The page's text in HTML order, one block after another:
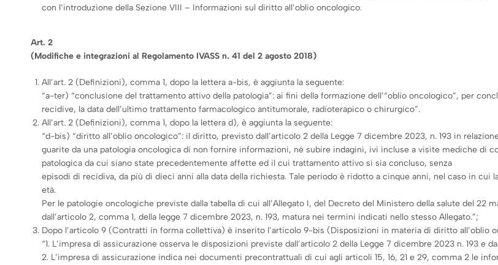
con l’introduzione della Sezione VIII – Informazioni sul diritto all’oblio oncologico.
Art. 2
(Modifiche e integrazioni al Regolamento IVASS n. 41 del 2 agosto 2018)
All’art. 2 (Definizioni), comma 1, dopo la lettera a-bis, è aggiunta la seguente:
“a-ter) “conclusione del trattamento attivo della patologia”: ai fini della formazione dell’“oblio oncologico”, per
recidive, la data dell’ultimo trattamento farmacologico antitumorale, radioterapico o chirurgico”.
All’art. 2 (Definizioni), comma 1, dopo la lettera d), è aggiunta la seguente:
“d-bis) “diritto all’oblio oncologico”: il diritto, previsto dall’articolo 2 della Legge 7 dicembre 2023, n. 193 in
guarite da una patologia oncologica di non fornire informazioni, né subire indagini, ivi incluse a visite mediche di
patologica da cui siano state precedentemente affette ed il cui trattamento attivo si sia concluso, senza
episodi di recidiva, da più di dieci anni alla data della richiesta. Tale periodo è ridotto a cinque anni, nel caso in
età.
Per le patologie oncologiche previste dalla tabella di cui all’Allegato I, del Decreto del Ministero della salute del
dall’articolo 2, comma 1, della legge 7 dicembre 2023, n. 193, matura nei termini indicati nello stesso Allegato.”;
Dopo l’articolo 9 (Contratti in forma collettiva) è inserito l’articolo 9-bis (Disposizioni in materia di diritto all’oblio
“1. L’impresa di assicurazione osserva le disposizioni previste dall’articolo 2 della Legge 7 dicembre 2023 n. 193
2. L’impresa di assicurazione indica nei documenti precontrattuali di cui agli articoli 15, 16, 21 e 29, comma 2 le